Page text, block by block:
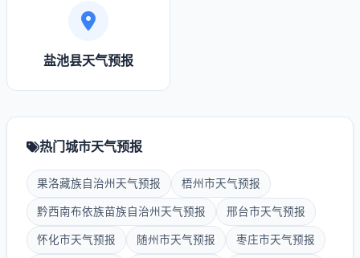
盐池县天气预报
热门城市天气预报
果洛藏族自治州天气预报 梧州市天气预报
黔西南布依族苗族自治州天气预报 邢台市天气预报
怀化市天气预报 随州市天气预报 枣庄市天气预报